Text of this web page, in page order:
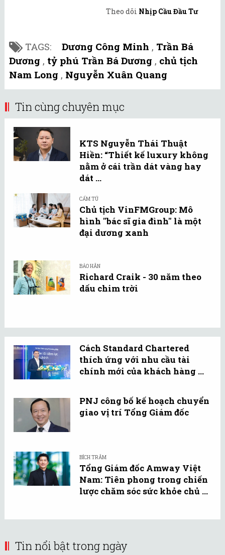
Theo dõi Nhịp Cầu Đầu Tư
TAGS: Dương Công Minh , Trần Bá
Dương , tỷ phú Trần Bá Dương , chủ tịch
Nam Long , Nguyễn Xuân Quang
Tin cùng chuyên mục
KTS Nguyễn Thái Thuật
Hiền: “Thiết kế luxury không
nằm ở cái trần dát vàng hay
dát ...
CẨM TÚ
Chủ tịch VinFMGroup: Mô
hình "bác sĩ gia đình" là một
đại dương xanh
BẢO HÂN
Richard Craik - 30 năm theo
dấu chim trời
Cách Standard Chartered
thích ứng với nhu cầu tài
chính mới của khách hàng ...
PNJ công bố kế hoạch chuyển
giao vị trí Tổng Giám đốc
BÍCH TRÂM
Tổng Giám đốc Amway Việt
Nam: Tiên phong trong chiến
lược chăm sóc sức khỏe chủ ...
Tin nổi bật trong ngày